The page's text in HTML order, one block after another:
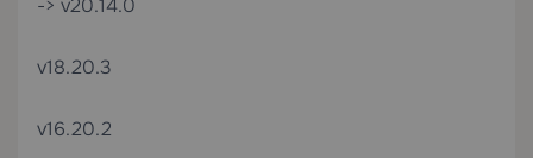
-> v20.14.0
v18.20.3
v16.20.2